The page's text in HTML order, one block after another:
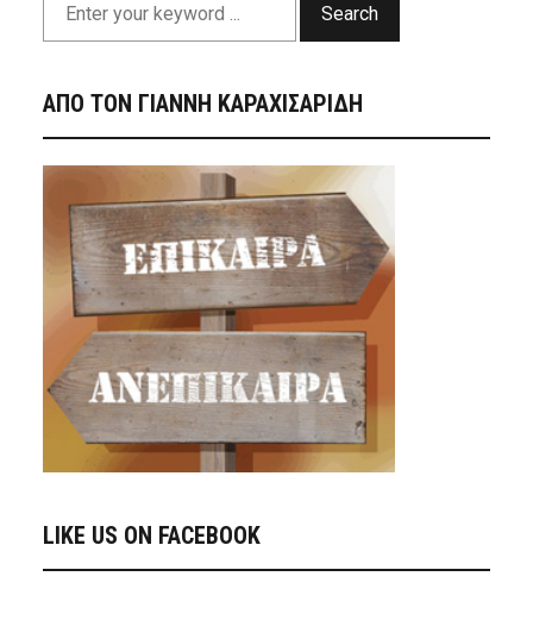
Search
ΑΠΟ ΤΟΝ ΓΙΑΝΝΗ ΚΑΡΑΧΙΣΑΡΙΔΗ
LIKE US ON FACEBOOK